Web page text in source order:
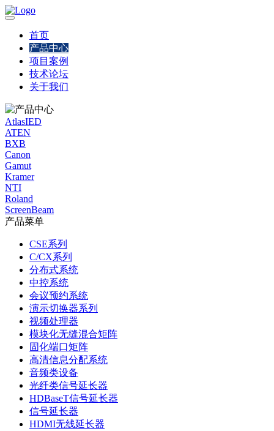
首页
产品中心
项目案例
技术论坛
关于我们
AtlasIED
ATEN
BXB
Canon
Gamut
Kramer
NTI
Roland
ScreenBeam
产品菜单
CSE系列
C/CX系列
分布式系统
中控系统
会议预约系统
演示切换器系列
视频处理器
模块化无缝混合矩阵
固化端口矩阵
高清信息分配系统
音频类设备
光纤类信号延长器
HDBaseT信号延长器
信号延长器
HDMI无线延长器